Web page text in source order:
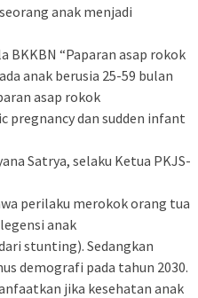
anak menjadi
BKKBN “Paparan asap rokok
anak berusia 25-59 bulan
asap rokok
pregnancy dan sudden infant
Satrya, selaku Ketua PKJS-
perilaku merokok orang tua
anak
stunting). Sedangkan
demografi pada tahun 2030.
jika kesehatan anak